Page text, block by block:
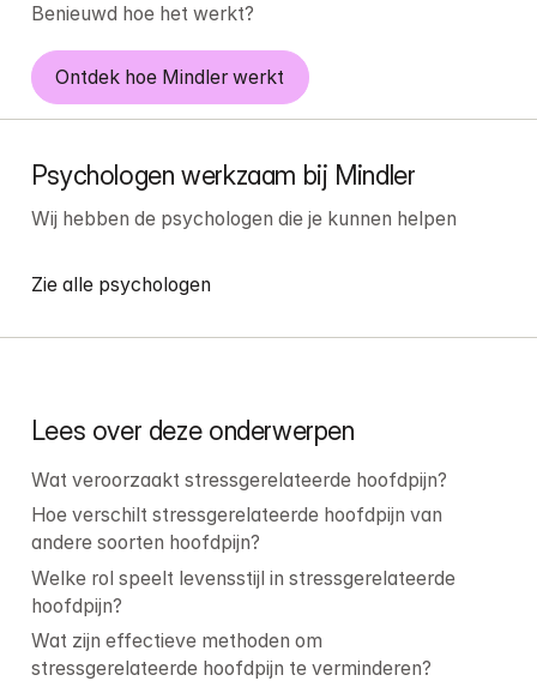
Benieuwd hoe het werkt?
Ontdek hoe Mindler werkt
Psychologen werkzaam bij Mindler
Wij hebben de psychologen die je kunnen helpen
Zie alle psychologen
Lees over deze onderwerpen
Wat veroorzaakt stressgerelateerde hoofdpijn?
Hoe verschilt stressgerelateerde hoofdpijn van
andere soorten hoofdpijn?
Welke rol speelt levensstijl in stressgerelateerde
hoofdpijn?
Wat zijn effectieve methoden om
stressgerelateerde hoofdpijn te verminderen?